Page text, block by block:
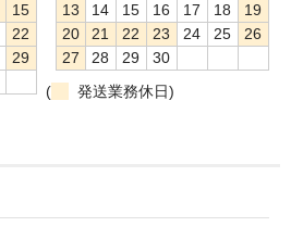
15
22
29
13
14 15 16 17 18
19
20
21 22 23 24 25
26
27
28 29
30
(
発送業務休日)